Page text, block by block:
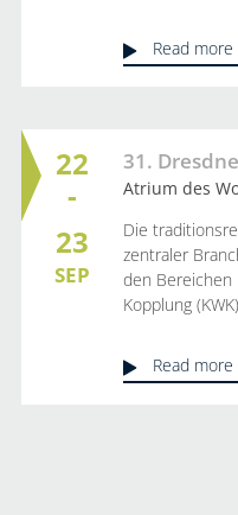
Read
22
-
23
SEP
31.
Atrium des
Die
zentraler
den Bereichen
Kopplung
Read